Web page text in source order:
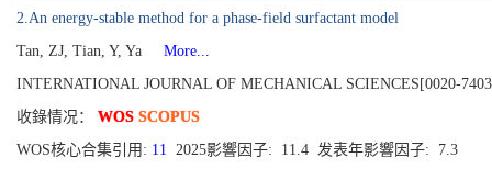
2.An energy-stable method for a phase-field surfactant model
Tan, ZJ, Tian, Y, Ya
More...
INTERNATIONAL JOURNAL OF MECHANICAL SCIENCES[0020-
收錄情况： WOS SCOPUS
WOS核心合集引用: 11 2025影響因子: 11.4 发表年影響因子: 7.3